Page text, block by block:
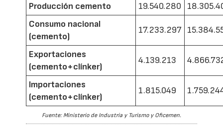
Producción cemento 19.540.280
Consumo nacional
(cemento)
17.233.297
Exportaciones
(cemento+clínker)
4.139.213
Importaciones
(cemento+clínker)
1.815.049
Fuente: Ministerio de Industria y Turismo y Oficemen.